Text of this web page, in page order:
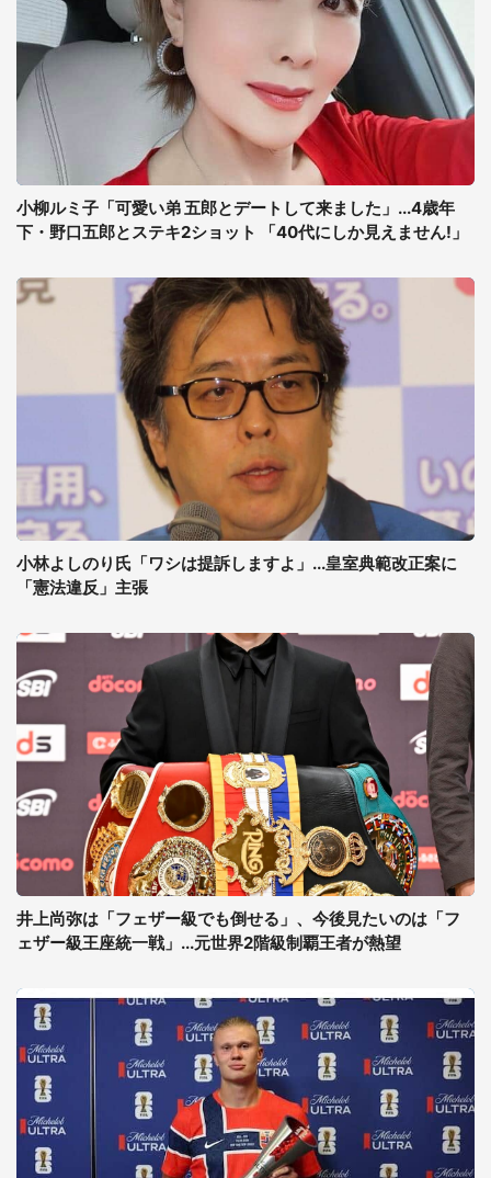
小柳ルミ子「可愛い弟 五郎とデートして来ました」...4歳年
下・野口五郎とステキ2ショット 「40代にしか見えません!」
小林よしのり氏「ワシは提訴しますよ」...皇室典範改正案に
「憲法違反」主張
井上尚弥は「フェザー級でも倒せる」、今後見たいのは「フ
ェザー級王座統一戦」...元世界2階級制覇王者が熱望